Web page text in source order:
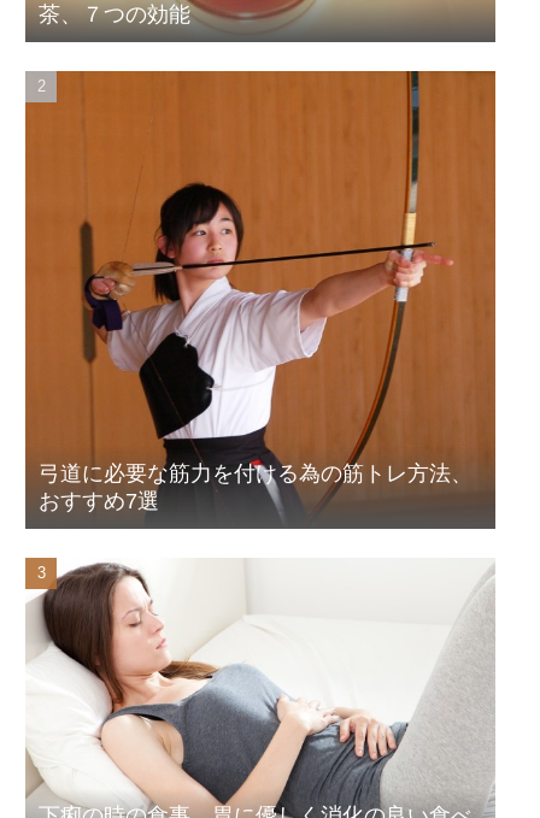
茶、７つの効能
弓道に必要な筋力を付ける為の筋トレ方法、
おすすめ7選